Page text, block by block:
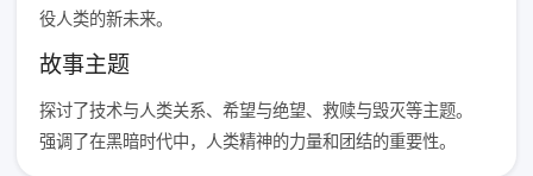
役人类的新未来。
故事主题
探讨了技术与人类关系、希望与绝望、救赎与毁灭等主题。
强调了在黑暗时代中，人类精神的力量和团结的重要性。